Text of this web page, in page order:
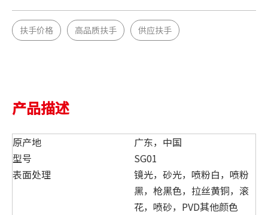
扶手价格 高品质扶手 供应扶手
产品描述
原产地
广东，中国
型号
SG01
表面处理
镜光，砂光，喷粉白，喷粉
黑，枪黑色，拉丝黄铜，滚
花，喷砂，PVD其他颜色